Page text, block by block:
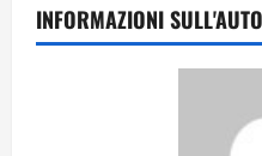
INFORMAZIONI